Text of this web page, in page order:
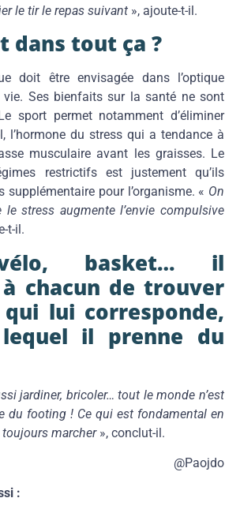
le tir le repas suivant », ajoute-t-il.
dans tout ça ?
doit être envisagée dans l’optique
vie. Ses bienfaits sur la santé ne sont
sport permet notamment d’éliminer
l’hormone du stress qui a tendance à
musculaire avant les graisses. Le
restrictifs est justement qu’ils
supplémentaire pour l’organisme. « On
le stress augmente l’envie compulsive
t-il.
basket… il
chacun de trouver
lui corresponde,
il prenne du
jardiner, bricoler… tout le monde n’est
du footing ! Ce qui est fondamental en
toujours marcher », conclut-il.
@Paojdo
: